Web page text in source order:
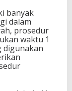
banyak
dalam
prosedur
waktu 1
digunakan